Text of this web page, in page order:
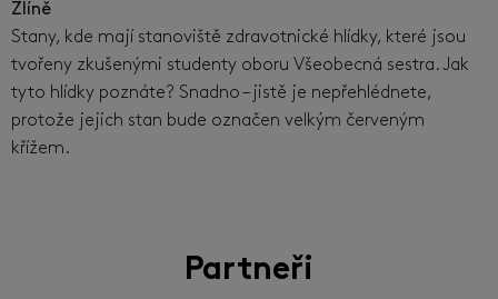
Zlíně
Stany, kde mají stanoviště zdravotnické hlídky, které jsou
tvořeny zkušenými studenty oboru Všeobecná sestra. Jak
tyto hlídky poznáte? Snadno – jistě je nepřehlédnete,
protože jejich stan bude označen velkým červeným
křížem.
Partneři